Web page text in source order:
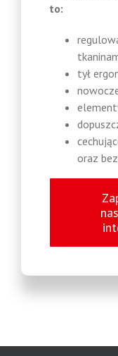
to:
tył
oraz